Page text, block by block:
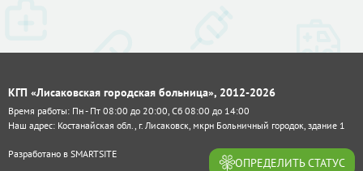
КГП «Лисаковская городская больница», 2012-2026
Время работы: Пн - Пт 08:00 до 20:00, Сб 08:00 до 14:00
Наш адрес: Костанайская обл., г. Лисаковск, мкрн Больничный городок, здание 1
Разработано в SMARTSITE
ОПРЕДЕЛИТЬ СТАТУС